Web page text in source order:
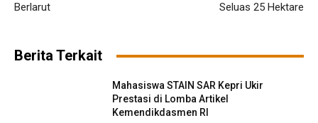
Berlarut
Seluas 25 Hektare
Berita Terkait
Mahasiswa STAIN SAR Kepri Ukir
Prestasi di Lomba Artikel
Kemendikdasmen RI